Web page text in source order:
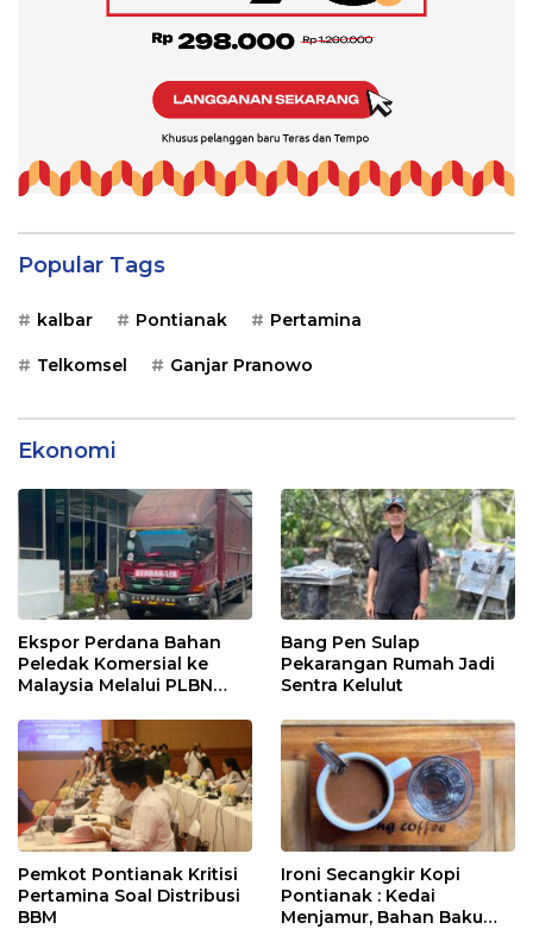
Popular Tags
kalbar Pontianak Pertamina
Telkomsel Ganjar Pranowo
Ekonomi
Ekspor Perdana Bahan
Peledak Komersial ke
Malaysia Melalui PLBN
Bang Pen Sulap
Pekarangan Rumah Jadi
Sentra Kelulut
Pemkot Pontianak Kritisi
Pertamina Soal Distribusi
BBM
Ironi Secangkir Kopi
Pontianak : Kedai
Menjamur, Bahan Baku